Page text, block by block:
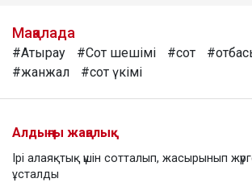
Мақалада
#Атырау #Сот шешімі #сот
#жанжал
#сот үкімі
Алдыңғы жаңалық
Ірі алаяқтық үшін сотталып, жасырынып
ұсталды